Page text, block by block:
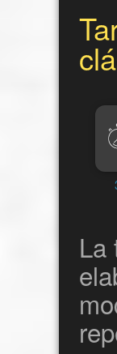
La